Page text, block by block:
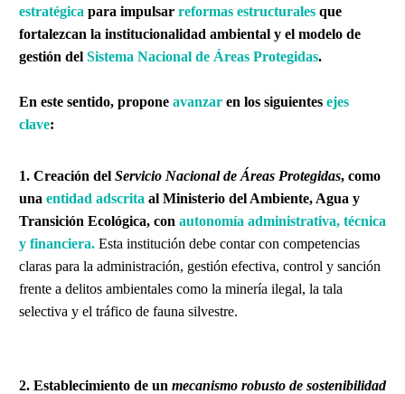
estratégica para impulsar reformas estructurales que
fortalezcan la institucionalidad ambiental y el modelo de
gestión del Sistema Nacional de Áreas Protegidas.
En este sentido, propone avanzar en los siguientes ejes
clave:
1. Creación del Servicio Nacional de Áreas Protegidas, como
una entidad adscrita al Ministerio del Ambiente, Agua y
Transición Ecológica, con autonomía administrativa, técnica
y financiera. Esta institución debe contar con competencias
claras para la administración, gestión efectiva, control y sanción
frente a delitos ambientales como la minería ilegal, la tala
selectiva y el tráfico de fauna silvestre.
2. Establecimiento de un mecanismo robusto de sostenibilidad